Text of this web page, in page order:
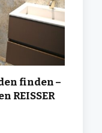
finden –
REISSER